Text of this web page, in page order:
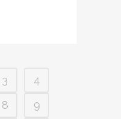
3
4
8
9